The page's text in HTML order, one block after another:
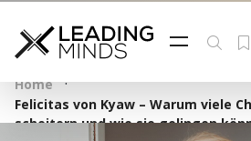
Feed & News
Reading
Themen
Home ·
Felicitas von Kyaw – Warum viele
scheitern und wie sie gelingen